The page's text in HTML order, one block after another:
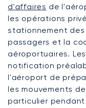
d'affaires de
les opérations
stationnement
passagers et la
aéroportuaires.
notification
l'aéroport de
les mouvements
particulier